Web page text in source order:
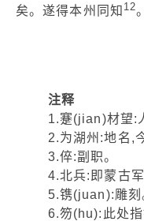
矣。遂得本州同知 12
注释
1.蹇(jian)材望:人
2.为湖州:地名,今
3.倅:副职。
4.北兵:即蒙古军
5.镌(juan):雕刻
6.笏(hu):此处指